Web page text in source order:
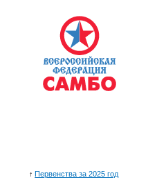
↑ Первенства за 2025 год